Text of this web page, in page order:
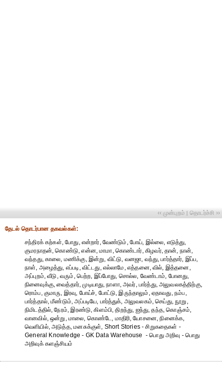
‹‹ முன்புறம் | தொடர்ச்சி ››
தேட‌ல் தொட‌ர்பான தகவ‌ல்க‌ள்:
சந்திரக் கற்கள், போது, என்றார், வேண்டும், போய், இல்லை, எடுத்து,
குமரநாதன், கொண்டு, என்ன, மாமா, கொண்டார், கிழவர், தான், நான்,
வந்தது, காலை, மணிக்கு, இன்று, விட்டு, வனஜா, வந்து, பார்த்தார், இப்ப,
நாள், அழைத்து, எப்படி, விட்டது, எல்லாமே, எத்தனை, வில், இத்தனை,
அப்புறம், வீடு, வரும், பெற்ற, இப்போது, சொல்ல, வேண்டாம், போனது,
நினைவுக்கு, வைத்தார், முடியாது, நாளா, அவர், பார்த்து, அலுவலகத்திற்கு,
ரொம்ப, குமாரு, இரவு, போய்ச், போட்டு, இருந்தாலும், ஏதாவது, நம்ப,
பார்த்தால், மீண்டும், அப்படியே, பார்த்துக், அலுவலகம், செய்து, நூறு,
நிமிடத்தில், நேரம், இரண்டு, கிளம்பி, திறந்து, ஐந்து, தந்த, கொஞ்சம்,
வானவில், ஒன்று, மாலை, கொண்டே, மாதிரி, யோசனை, நினைக்க,
வெளியில், அடுத்த, மனசுக்குள், Short Stories - சிறுகதைகள் -
General Knowledge - GK Data Warehouse - பொது அறிவு - பொது
அறிவுக் களஞ்சியம்